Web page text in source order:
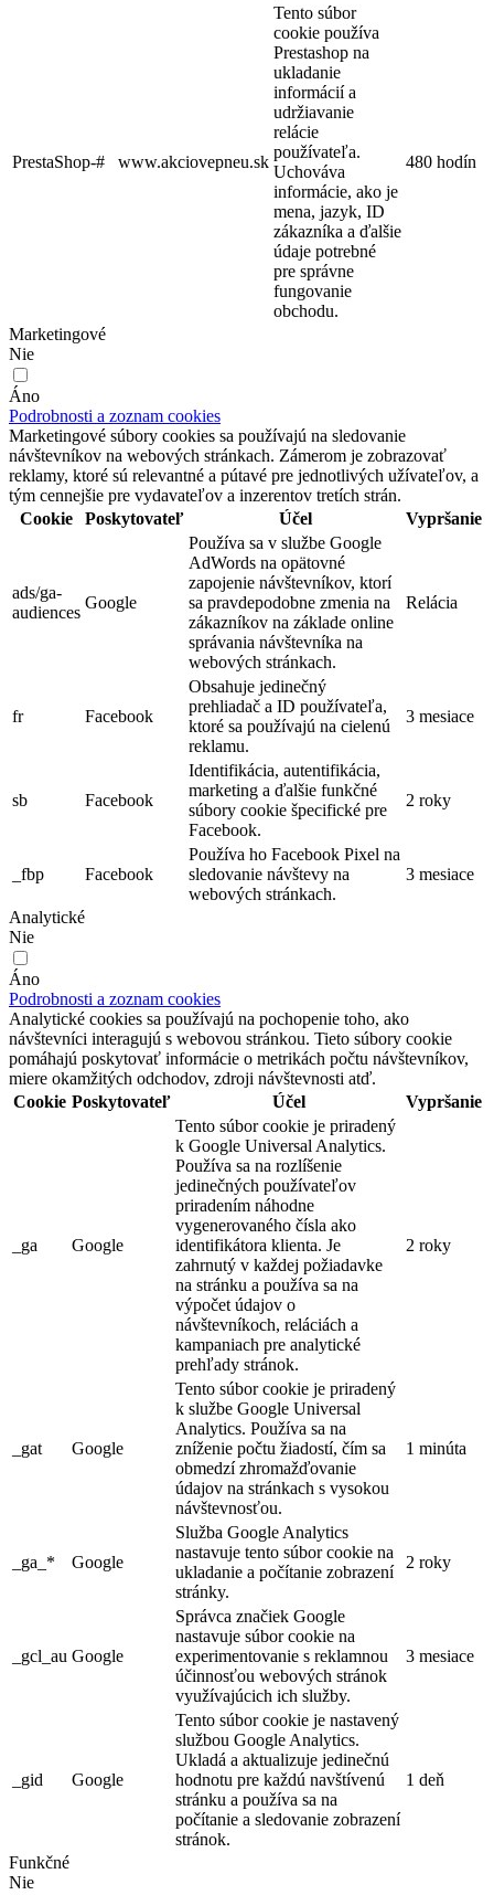
PrestaShop-# www.akciovepneu.sk
Tento súbor
cookie používa
Prestashop na
ukladanie
informácií a
udržiavanie
relácie
používateľa.
Uchováva
informácie, ako je
mena, jazyk, ID
zákazníka a ďalšie
údaje potrebné
pre správne
fungovanie
obchodu.
480 hodín
Marketingové
Nie
Áno
Podrobnosti a zoznam cookies
Marketingové súbory cookies sa používajú na sledovanie
návštevníkov na webových stránkach. Zámerom je zobrazovať
reklamy, ktoré sú relevantné a pútavé pre jednotlivých užívateľov, a
tým cennejšie pre vydavateľov a inzerentov tretích strán.
Cookie
Poskytovateľ Účel Vypršanie
ads/ga-
audiences
Google
Používa sa v službe Google
AdWords na opätovné
zapojenie návštevníkov, ktorí
sa pravdepodobne zmenia na
zákazníkov na základe online
správania návštevníka na
webových stránkach.
Relácia
fr Facebook
Obsahuje jedinečný
prehliadač a ID používateľa,
ktoré sa používajú na cielenú
reklamu.
3 mesiace
sb Facebook
Identifikácia, autentifikácia,
marketing a ďalšie funkčné
súbory cookie špecifické pre
Facebook.
2 roky
_fbp Facebook
Používa ho Facebook Pixel na
sledovanie návštevy na
webových stránkach.
3 mesiace
Analytické
Nie
Áno
Podrobnosti a zoznam cookies
Analytické cookies sa používajú na pochopenie toho, ako
návštevníci interagujú s webovou stránkou. Tieto súbory cookie
pomáhajú poskytovať informácie o metrikách počtu návštevníkov,
miere okamžitých odchodov, zdroji návštevnosti atď.
Cookie Poskytovateľ Účel Vypršanie
_ga Google
Tento súbor cookie je priradený
k Google Universal Analytics.
Používa sa na rozlíšenie
jedinečných používateľov
priradením náhodne
vygenerovaného čísla ako
identifikátora klienta. Je
zahrnutý v každej požiadavke
na stránku a používa sa na
výpočet údajov o
návštevníkoch, reláciách a
kampaniach pre analytické
prehľady stránok.
2 roky
_gat Google
Tento súbor cookie je priradený
k službe Google Universal
Analytics. Používa sa na
zníženie počtu žiadostí, čím sa
obmedzí zhromažďovanie
údajov na stránkach s vysokou
návštevnosťou.
1 minúta
_ga_* Google
Služba Google Analytics
nastavuje tento súbor cookie na
ukladanie a počítanie zobrazení
stránky.
2 roky
_gcl_au Google
Správca značiek Google
nastavuje súbor cookie na
experimentovanie s reklamnou
účinnosťou webových stránok
využívajúcich ich služby.
3 mesiace
_gid Google
Tento súbor cookie je nastavený
službou Google Analytics.
Ukladá a aktualizuje jedinečnú
hodnotu pre každú navštívenú
stránku a používa sa na
počítanie a sledovanie zobrazení
stránok.
1 deň
Funkčné
Nie